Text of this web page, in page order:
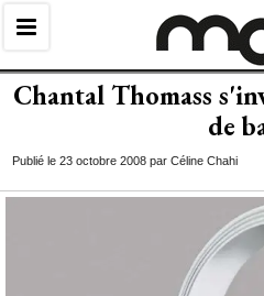
Chantal Thomass
de
Publié le 23 octobre 2008 par Céline Chahi